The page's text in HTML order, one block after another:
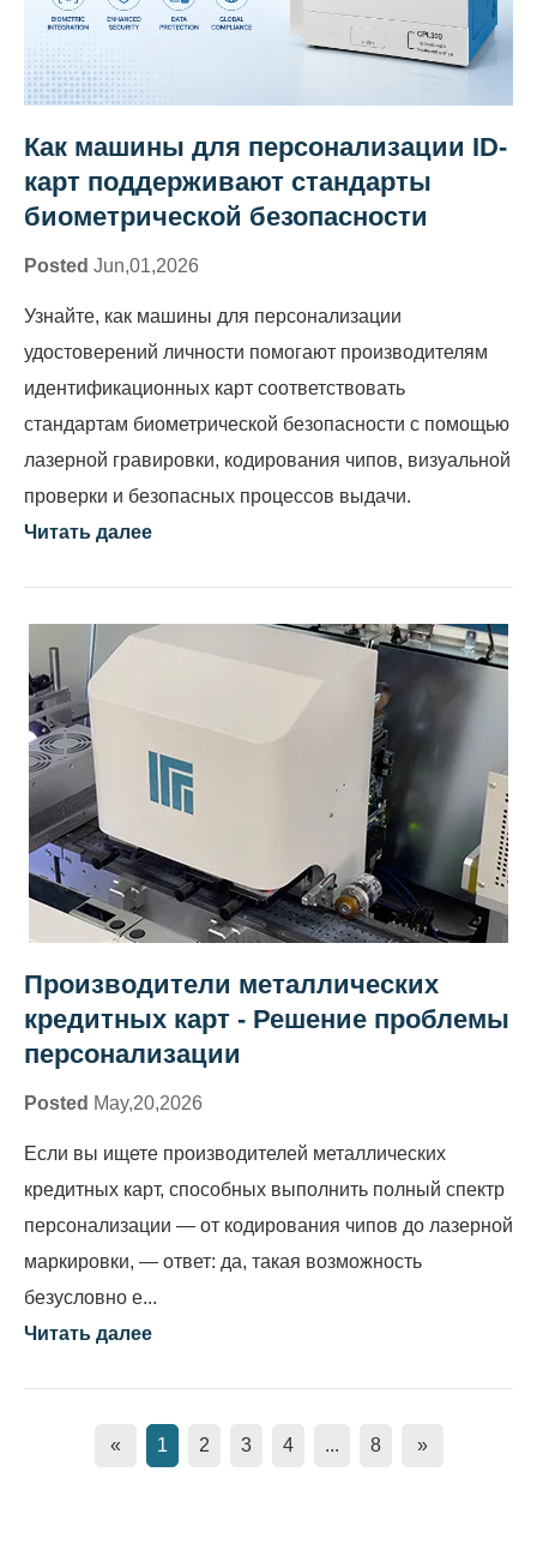
Как машины для персонализации ID-
карт поддерживают стандарты
биометрической безопасности
Posted Jun,01,2026
Узнайте, как машины для персонализации
удостоверений личности помогают производителям
идентификационных карт соответствовать
стандартам биометрической безопасности с помощью
лазерной гравировки, кодирования чипов, визуальной
проверки и безопасных процессов выдачи.
Читать далее
Производители металлических
кредитных карт - Решение проблемы
персонализации
Posted May,20,2026
Если вы ищете производителей металлических
кредитных карт, способных выполнить полный спектр
персонализации — от кодирования чипов до лазерной
маркировки, — ответ: да, такая возможность
безусловно е...
Читать далее
« 1 2 3 4 ... 8 »